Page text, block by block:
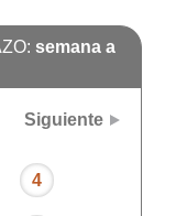
semana a
Siguiente
4